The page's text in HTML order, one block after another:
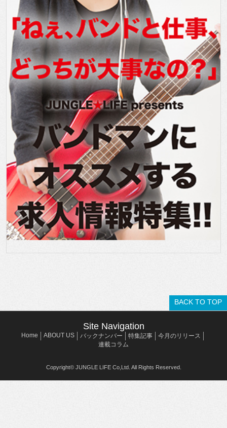
BACK TO TOP
Site Navigation
Home ABOUT US バックナンバー 特集記事
今月のリリース
連載コラム
Copyright© JUNGLE LIFE Co,Ltd. All Rights Reserved.